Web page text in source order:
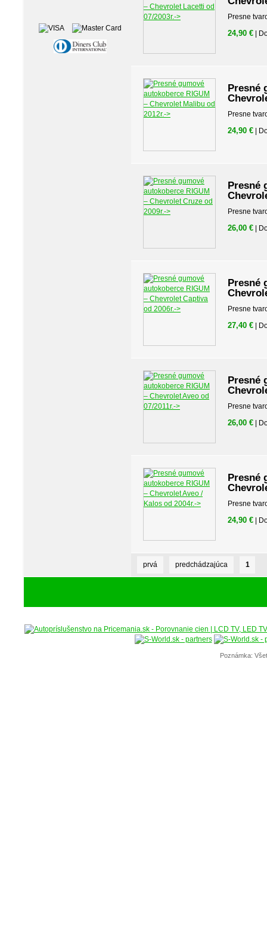
Presne
24,90 € |
Presné
Presne
24,90 € |
Presné
Presne
26,00 € |
Presné
Presne
27,40 € |
Presné
Presne
26,00 € |
Presné
Presne
24,90 € |
prvá predchádzajúca 1
Poznámka: